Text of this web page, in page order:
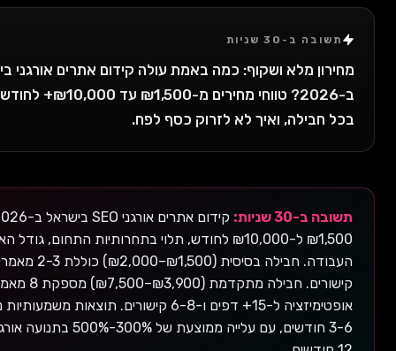
מקצועי בקידום אתרים אורגני?
ושקוף: כמה באמת עולה קידום אתרים אורגני בישראל
ב-2026? טווחי מחירים מ-₪1,500 עד ₪10,000+ לחודש, מה כלול
ואיך לא לזרוק כסף לפח.
קידום אתרים אורגני SEO בישראל ב-2026 עולה בין
₪1,500 ל-₪10,000 לחודש, תלוי בתחרותיות התחום, גודל האתר והיקף
העבודה. חבילה בסיסית (₪1,500–₪2,000) כוללת 2-3 מאמרים ו-5
קישורים. חבילה מתקדמת (₪3,900–₪7,500) מספקת 8 מאמרים,
אופטימיזציה ל-15+ דפים ו-6-8 קישורים. תוצאות משמעותיות נראות תוך
3-6 חודשים, עם עלייה ממוצעת של 300%-500% בתנועה אורגנית תוך 6-